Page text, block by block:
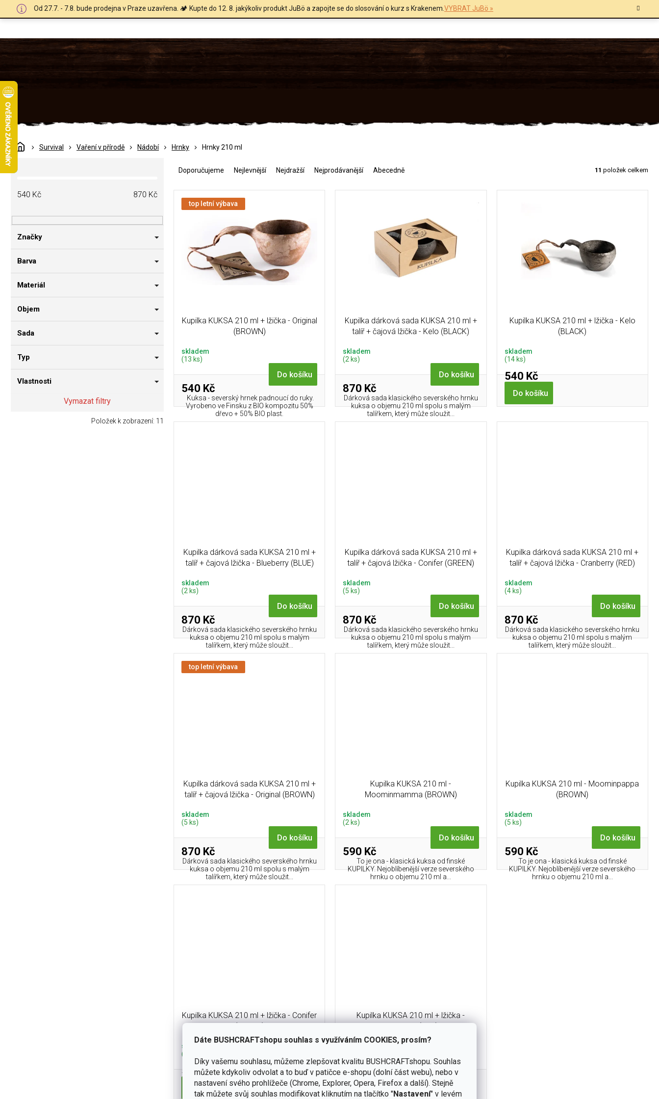
Dáte BUSHCRAFTshopu souhlas s využíváním COOKIES, prosím?
Díky vašemu souhlasu, můžeme zlepšovat kvalitu BUSHCRAFTshopu. Souhlas
můžete kdykoliv odvolat a to buď v patičce e-shopu (dolní část webu), nebo v
nastavení svého prohlížeče (Chrome, Explorer, Opera, Firefox a další). Stejně
tak můžete svůj souhlas modifikovat kliknutím na tlačítko "Nastavení" v levém
Od 27.7. - 7.8. bude prodejna v Praze uzavřena. 🏕️ Kupte do 12. 8. jakýkoliv produkt JuBö a zapojte se do slosování o kurz s Krakenem.VYBRAT JuBö »
DomůSurvival Vaření v přírodě Nádobí Hrnky Hrnky 210 ml
P
o
a
n
í
a
540 Kč 870 Kč
Značky
Barva
Materiál
Objem
Sada
Typ
Vlastnosti
Vymazat filtry
Položek k zobrazení: 11
e
Doporučujeme Nejlevnější Nejdražší Nejprodávanější Abecedně 11 položek celkem
top letní výbava
Kupilka KUKSA 210 ml + lžička - Original
(BROWN)
skladem
(13 ks)
540 Kč
Do košíku
Kuksa - severský hrnek padnoucí do ruky.
Vyrobeno ve Finsku z BIO kompozitu 50%
dřevo + 50% BIO plast.
Kupilka dárková sada KUKSA 210 ml +
talíř + čajová lžička - Kelo (BLACK)
skladem
(2 ks)
870 Kč
Do košíku
Dárková sada klasického severského hrnku
kuksa o objemu 210 ml spolu s malým
talířkem, který může sloužit...
Kupilka KUKSA 210 ml + lžička - Kelo
(BLACK)
skladem
(14 ks)
540 Kč
Do košíku
Kupilka dárková sada KUKSA 210 ml +
talíř + čajová lžička - Blueberry (BLUE)
skladem
(2 ks)
870 Kč
Do košíku
Dárková sada klasického severského hrnku
kuksa o objemu 210 ml spolu s malým
talířkem, který může sloužit...
Kupilka dárková sada KUKSA 210 ml +
talíř + čajová lžička - Conifer (GREEN)
skladem
(5 ks)
870 Kč
Do košíku
Dárková sada klasického severského hrnku
kuksa o objemu 210 ml spolu s malým
talířkem, který může sloužit...
Kupilka dárková sada KUKSA 210 ml +
talíř + čajová lžička - Cranberry (RED)
skladem
(4 ks)
870 Kč
Do košíku
Dárková sada klasického severského hrnku
kuksa o objemu 210 ml spolu s malým
talířkem, který může sloužit...
top letní výbava
Kupilka dárková sada KUKSA 210 ml +
talíř + čajová lžička - Original (BROWN)
skladem
(5 ks)
870 Kč
Do košíku
Dárková sada klasického severského hrnku
kuksa o objemu 210 ml spolu s malým
talířkem, který může sloužit...
Kupilka KUKSA 210 ml -
Moominmamma (BROWN)
skladem
(2 ks)
590 Kč
Do košíku
To je ona - klasická kuksa od finské
KUPILKY. Nejoblíbenější verze severského
hrnku o objemu 210 ml a...
Kupilka KUKSA 210 ml - Moominpappa
(BROWN)
skladem
(5 ks)
590 Kč
Do košíku
To je ona - klasická kuksa od finské
KUPILKY. Nejoblíbenější verze severského
hrnku o objemu 210 ml a...
Kupilka KUKSA 210 ml + lžička - Conifer
(GREEN)
skladem
(9 ks)
540 Kč
Do košíku
Kupilka KUKSA 210 ml + lžička -
Cranberry (RED)
540 Kč
Do košíku